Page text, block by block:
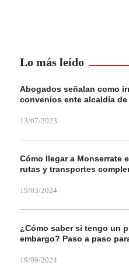
Lo más leído
Abogados señalan como
convenios ente alcaldía de
13/07/2023
Cómo llegar a Monserrate
rutas y transportes
19/03/2024
¿Cómo saber si tengo un
embargo? Paso a paso
19/09/2024